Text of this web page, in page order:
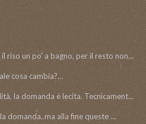
riso un po' a bagno, per il resto non…
cosa cambia?…
la domanda è lecita. Tecnicament…
domanda..ma alla fine queste …